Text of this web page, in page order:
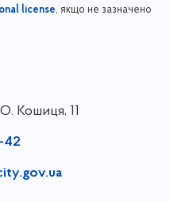
license, якщо не зазначено
Кошиця, 11
42